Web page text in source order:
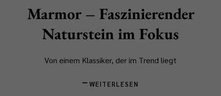
Marmor – Faszinierender
Naturstein im Fokus
Von einem Klassiker, der im Trend liegt
WEITERLESEN